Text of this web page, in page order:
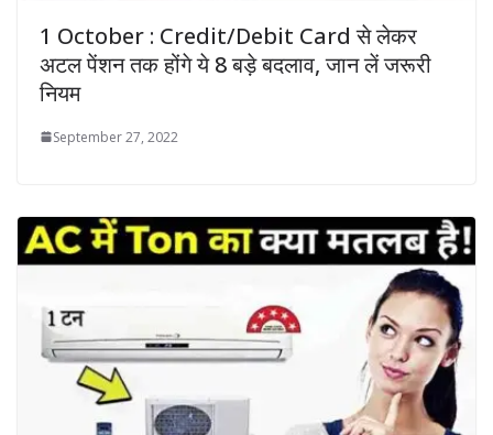
1 October : Credit/Debit Card से लेकर
अटल पेंशन तक होंगे ये 8 बड़े बदलाव, जान लें जरूरी
नियम
September 27, 2022